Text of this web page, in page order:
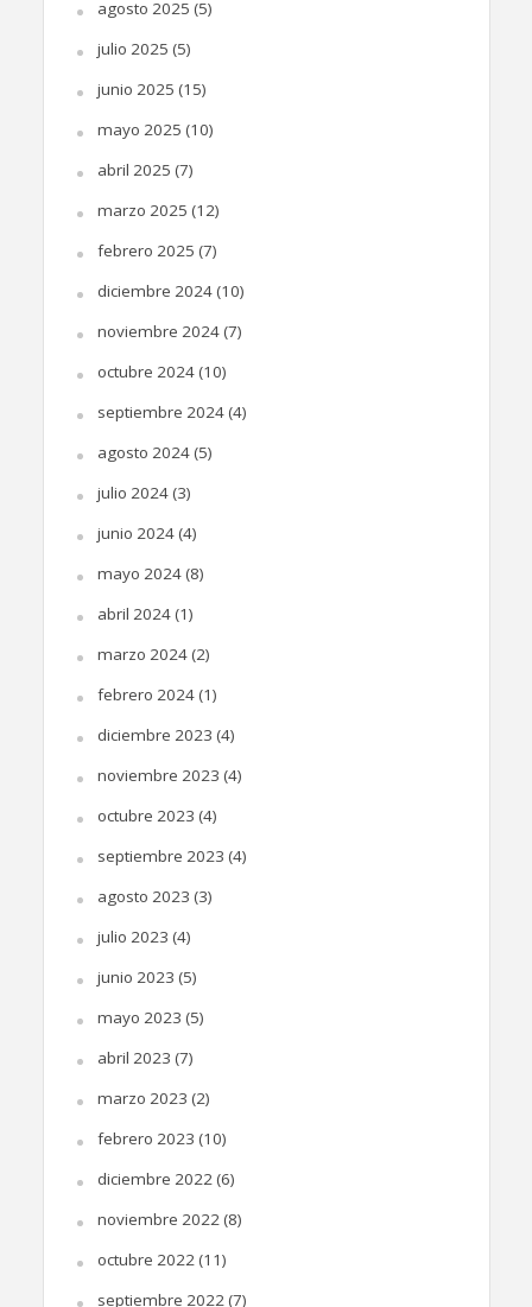
agosto 2025 (5)
julio 2025 (5)
junio 2025 (15)
mayo 2025 (10)
abril 2025 (7)
marzo 2025 (12)
febrero 2025 (7)
diciembre 2024(10)
noviembre 2024(7)
octubre 2024(10)
septiembre 2024(4)
agosto 2024(5)
julio 2024(3)
junio 2024(4)
mayo 2024(8)
abril 2024(1)
marzo 2024(2)
febrero 2024(1)
diciembre 2023 (4)
noviembre 2023 (4)
octubre 2023 (4)
septiembre 2023 (4)
agosto 2023 (3)
julio 2023 (4)
junio 2023 (5)
mayo 2023 (5)
abril 2023 (7)
marzo 2023 (2)
febrero 2023 (10)
diciembre 2022(6)
noviembre 2022(8)
octubre 2022(11)
septiembre 2022(7)